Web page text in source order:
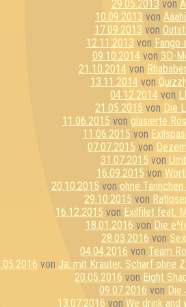
29.05.2013 von
10.09.2013 von
17.09.2013 von
12.11.2013 von Fango
09.10.2014von 3D-
21.10.2014von
13.11.2014von
04.12.2014 von
21.05.2015 von Die
11.06.2015 von glasierte
11.06.2015 von
07.07.2015 von
31.07.2015 von
16.09.2015 von
20.10.2015 von ohne
29.10.2015 von
16.12.2015 von Exilfilet feat.
18.01.2016 von Die
28.03.2016 von
04.04.2016 von Team
von Ja, mit Kräuter, Scharf ohne
20.05.2016 von Eight
09.07.2016 von Die
13.07.2016 von We drink and